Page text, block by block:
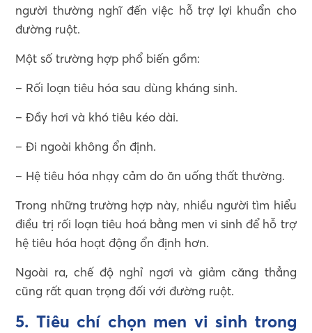
người thường nghĩ đến việc hỗ trợ lợi khuẩn cho
đường ruột.
Một số trường hợp phổ biến gồm:
– Rối loạn tiêu hóa sau dùng kháng sinh.
– Đầy hơi và khó tiêu kéo dài.
– Đi ngoài không ổn định.
– Hệ tiêu hóa nhạy cảm do ăn uống thất thường.
Trong những trường hợp này, nhiều người tìm hiểu
điều trị rối loạn tiêu hoá bằng men vi sinh để hỗ trợ
hệ tiêu hóa hoạt động ổn định hơn.
Ngoài ra, chế độ nghỉ ngơi và giảm căng thẳng
cũng rất quan trọng đối với đường ruột.
5. Tiêu chí chọn men vi sinh trong